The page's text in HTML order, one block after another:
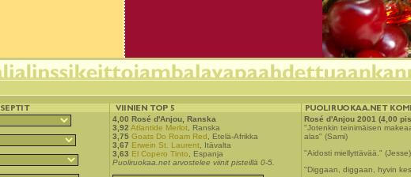
4,00 Rosé d'Anjou, Ranska
3,92 Atlantide Merlot, Ranska
3,75 Goats Do Roam Red , Etelä-Afrikka
3,67 Erwein St. Laurent, Itävalta
3,63 El Copero Tinto , Espanja
Puoliruokaa.net arvostelee viinit pisteillä 0-5.
Rosé d'Anjou 2001 (4,00
"Jotenkin teinimäisen
alas" (Sami)
"Aidosti miellyttävää." (Jesse)
"Diggaan, diggaan, hyvin